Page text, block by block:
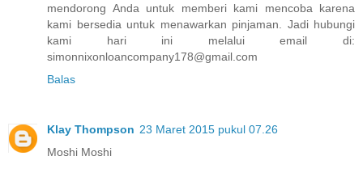
mendorong Anda untuk memberi kami mencoba karena
kami bersedia untuk menawarkan pinjaman. Jadi hubungi
kami hari ini melalui email di:
simonnixonloancompany178@gmail.com
Balas
Klay Thompson 23 Maret 2015 pukul 07.26
Moshi Moshi